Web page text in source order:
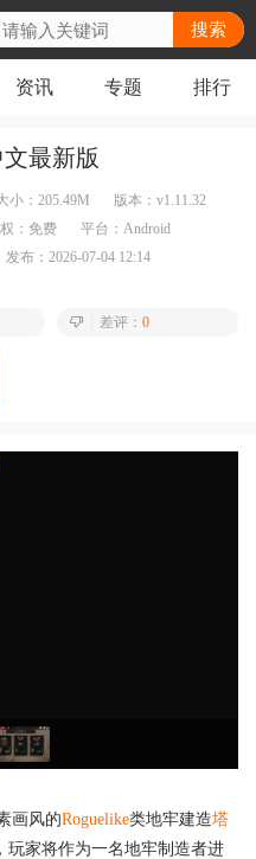
搜索
资讯 专题 排行
最新版
小： 205.49M 版本： v1.11.32
： 免费 平台： Android
发布： 2026-07-04 12:14
差评： 0
画风的Roguelike类地牢建造塔
，玩家将作为一名地牢制造者进